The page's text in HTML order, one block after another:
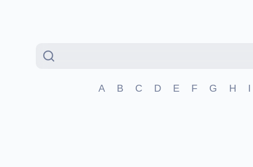
A B C D E F G H I